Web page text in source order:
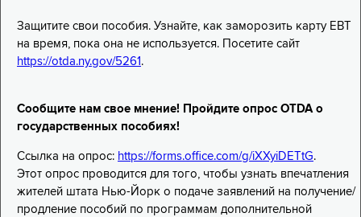
Защитите свои пособия. Узнайте, как заморозить карту EBT
на время, пока она не используется. Посетите сайт
https://otda.ny.gov/5261 .
Сообщите нам свое мнение! Пройдите опрос OTDA о
государственных пособиях!
Ссылка на опрос: https://forms.office.com/g/iXXyiDETtG.
Этот опрос проводится для того, чтобы узнать впечатления
жителей штата Нью-Йорк о подаче заявлений на получение/
продление пособий по программам дополнительной